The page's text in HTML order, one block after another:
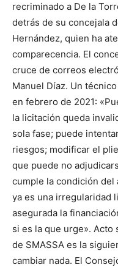
recriminado a De la
detrás de su concejala
Hernández, quien ha
comparecencia. El
cruce de correos
Manuel Díaz. Un
en febrero de 2021:
la licitación queda
sola fase; puede
riesgos; modificar el
que puede no
cumple la condición del
ya es una irregularidad
asegurada la
si es la que urge».
de SMASSA es la
cambiar nada. El